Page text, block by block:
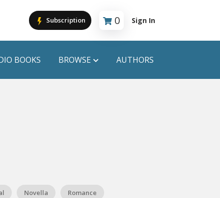
Subscription 0
Cart is empty
Sign In
BOOKS BROWSE AUTHORS
Novella Romance